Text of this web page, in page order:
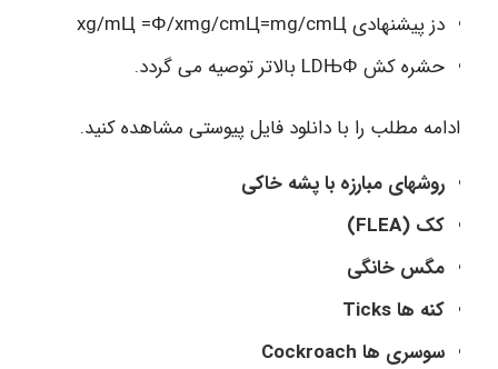
دز پیشنهادی xg/mЦ =Φ/xmg/cmЦ=mg/cmЦ
حشره کش LDЊΦ بالاتر توصیه می گردد.
ادامه مطلب را با دانلود فایل پیوستی مشاهده کنید.
روشهای مبارزه با پشه خاکی
کک (FLEA)
مگس خانگی
کنه ها Ticks
سوسری ها Cockroach